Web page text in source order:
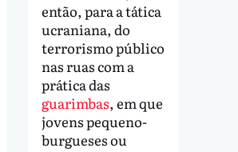
então, para a tática
ucraniana, do
terrorismo público
nas ruas com a
prática das
guarimbas, em que
jovens pequeno-
burgueses ou